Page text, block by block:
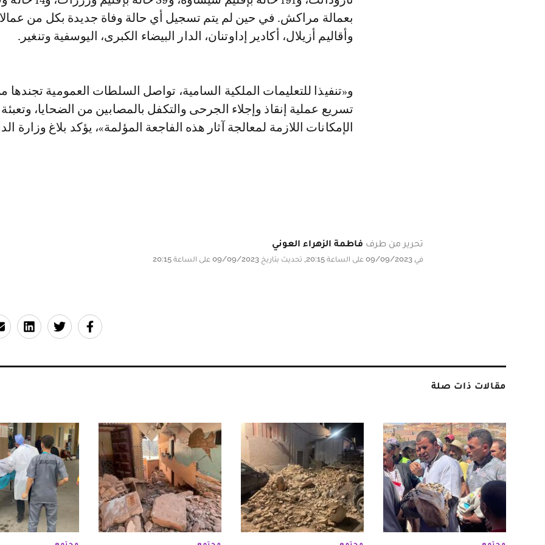
بعمالة مراكش. في حين لم يتم تسجيل أي حالة وفاة جديدة بكل من
وأقاليم أزيلال، أكادير إداوتنان، الدار البيضاء الكبرى، اليوسفية وتنغير.
و«تنفيذا للتعليمات الملكية السامية، تواصل السلطات العمومية تجندها
تسريع عملية إنقاذ وإجلاء الجرحى والتكفل بالمصابين من الضحايا،
الإمكانات اللازمة لمعالجة آثار هذه الفاجعة المؤلمة»، يؤكد بلاغ وزارة
تحرير من طرف فاطمة الزهراء العوني
في 09/09/2023 على الساعة 20:15, تحديث بتاريخ 09/09/2023 على الساعة 20:15
مقالات ذات صلة